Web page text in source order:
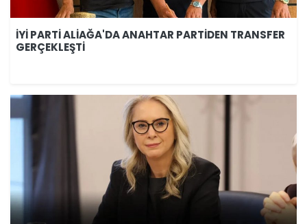
İYİ PARTİ ALİAĞA'DA ANAHTAR PARTİDEN TRANSFER
GERÇEKLEŞTİ